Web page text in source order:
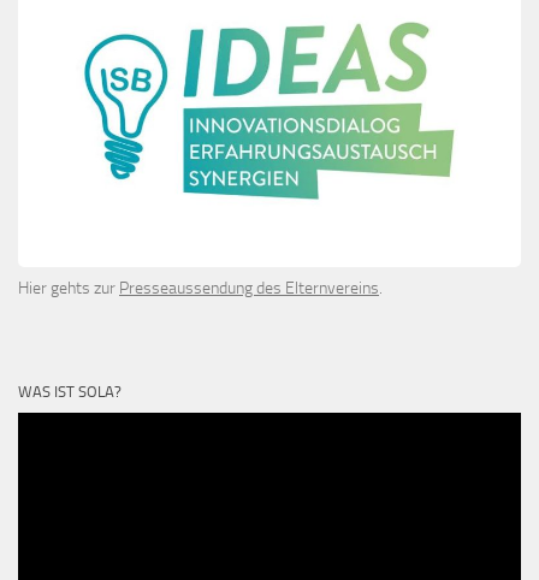
Hier gehts zur Presseaussendung des Elternvereins.
WAS IST SOLA?